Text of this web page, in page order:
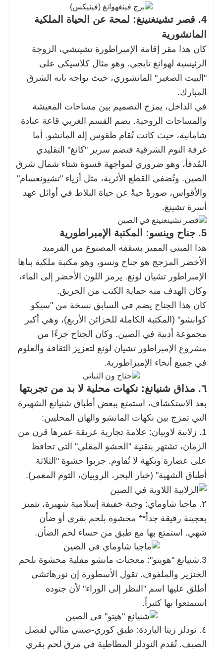
4. قصر تشينغنينغ: لمحة عن الحياة الملكية
المانشورية
كان هذا مقر إقامة الإمبراطورة تشيتشي، الزوجة
الرئيسية لهوانغ تايجي. وهو مثال كلاسيكي على
"البيت الصغير" المانشوري، حيث يواجه بابه الشرق
المبارك.
في الداخل، يمزج التصميم بين مساحات المعيشة
والمساحات الروحية. يضم القسم الغربي قاعة عبادة
شامانية، حيث كانت تُقام طقوس إله المانشو. أما
غرفة النوم الشرقية فتضم سرير "كانغ" التقليدي
المُدفأ، وهو ضروري لمواجهة قسوة شتاء شمال شرق
الصين. وتُضفي القطع الأثرية، مثل أزياء "تشيونغسام"
والأقواس، صورةً حيةً عن حياة البلاط في أوائل عهد
أسرة تشينغ.
5. جناح وينسو: المكتبة الإمبراطورية
هذا المبنى المميز بسقفه المصنوع من القرميد
الأخضر المزجج هو جناح ونسو، وهو مكتبة ملكية بناها
الإمبراطور تشيان لونغ. يرمز اللون الأخضر إلى الماء،
وكان الهدف منه حماية الكتب من الحريق.
كان هذا الجناح يضم في السابق نسخة من "سيكو
كوانشو" (المكتبة الكاملة للخزائن الأربع)، وهي أكبر
مجموعة أدبية في الصين. وكان الجناح جزءًا من
مشروع الإمبراطور تشيان لونغ لتعزيز الثقافة والعلوم
في جميع أنحاء الإمبراطورية.
٦. مذاق شنيانغ: نكهات محلية لا بد من تجربتها
بعد الاستكشاف، استمتع ببعض أطباق شنيانغ الشهيرة
التي تمزج بين نكهات المانشو والهان المحليين:
1. زلابية لاوبيان: علامة تجارية عريقة عمرها قرن من
الزمان، تشتهر بتقنية "الحشو المقلي" التي تحافظ
على عصارة ونكهة لا تُقاوم. جربوا حشوة "الثلاثة
أطباق الشهية" (خيار البحر، الروبيان، الثوم المعمر).
٢. ماجيا شاوماي: وجبة خفيفة إسلامية شهيرة، تتميز
بعجينة رقيقة جداً** محشوة بلحم بقري أو ضأن
شهي. استمتع بها مع طبق من حساء لحم الضأن.
3. شنيانغ "هويتو": معجنات مانشو مقلية محشوة بلحم
الخنزير والملفوف. تقول الأسطورة إن نورهاتشي
أطلق عليها اسم "النظر إلى الوراء" لأن جنوده
استمتعوا بها كثيراً.
٤. نودلز زيتا الباردة: طبق كوري-صيني مثالي لفصل
الصيف. تُقدم النودلز المطاطية في مرق لحم بقري